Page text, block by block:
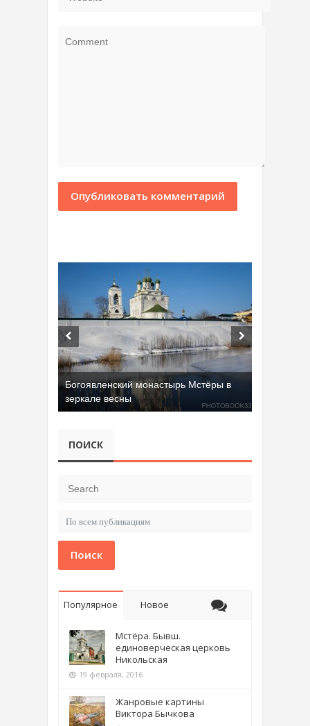
Богоявленский монастырь Мстёры в
зеркале весны
ПОИСК
Поиск
Популярное Новое
Мстёра. Бывш.
единоверческая церковь
Никольская
19 февраля, 2016
Жанровые картины
Виктора Бычкова